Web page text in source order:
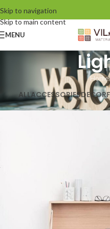
Skip to navigation
Skip to main content
MENU
Home
ALLACCESSORIESDECOR